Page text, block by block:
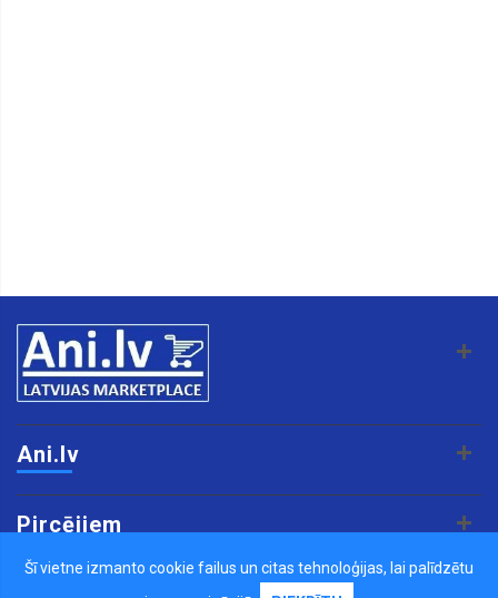
Ani.lv
Pircējiem
Šī vietne izmanto cookie failus un citas tehnoloģijas, lai palīdzētu